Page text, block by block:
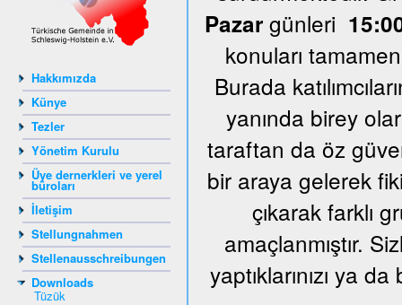
Hakkımızda
Künye
Tezler
Yönetim Kurulu
Üye dernerkleri ve yerel
büroları
İletişim
Stellungnahmen
Stellenausschreibungen
Downloads
Tüzük
Pazar günleri
konuları
Burada
yanında birey
taraftan da öz
bir araya gelerek
çıkarak farklı
amaçlanmıştır.
yaptıklarınızı ya